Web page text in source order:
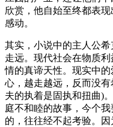
欣赏，他自始至终都表
感动。
其实，小说中的主人公
走远。现代社会在物质
情的真谛天性。现实中
心，越走越远，反而没有
夫的执着是固执和扭曲)
庭不和睦的故事，今个
的，往往经不起考验。